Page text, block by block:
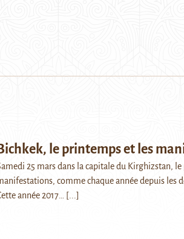
le printemps et les
25 mars dans la capitale du Kirghizstan,
comme chaque année depuis les
année 2017…
[...]